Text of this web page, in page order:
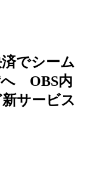
でシーム
へ OBS内
サービス